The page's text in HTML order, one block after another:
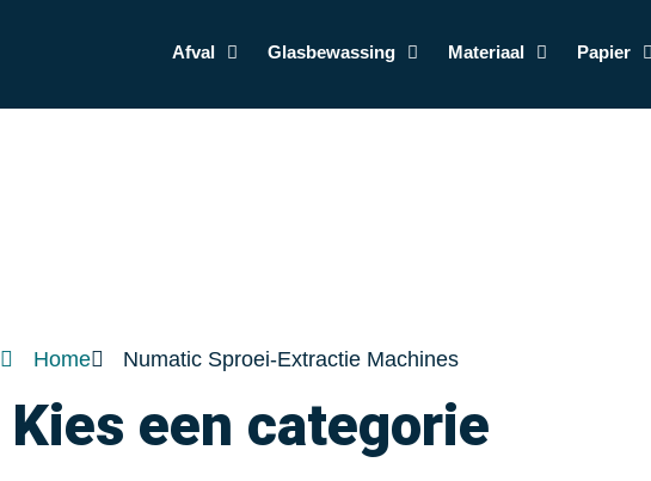
Afval Glasbewassing Materiaal Papier
Home Numatic Sproei-Extractie Machines
Kies een categorie